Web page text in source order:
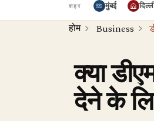
शहर मुंबई
होम Business
क्या
देने के